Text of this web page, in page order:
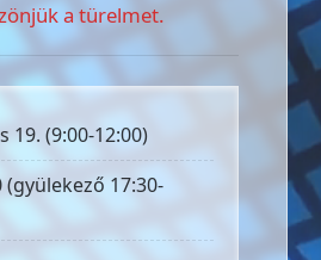
a türelmet.
(9:00-12:00)
17:30-